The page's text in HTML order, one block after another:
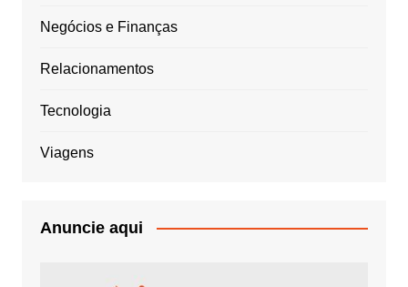
Negócios e Finanças
Relacionamentos
Tecnologia
Viagens
Anuncie aqui